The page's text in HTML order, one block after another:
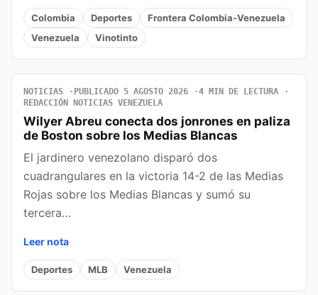
Colombia Deportes
Frontera Colombia-Venezuela
Venezuela
Vinotinto
NOTICIAS PUBLICADO 5 AGOSTO 2026
4 MIN DE LECTURA
REDACCIÓN NOTICIAS VENEZUELA
Wilyer Abreu conecta dos jonrones en paliza
de Boston sobre los Medias Blancas
El jardinero venezolano disparó dos
cuadrangulares en la victoria 14-2 de las Medias
Rojas sobre los Medias Blancas y sumó su
tercera…
Leer nota
Deportes MLB Venezuela